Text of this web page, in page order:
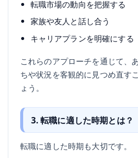
転職市場の動向を把握する
家族や友人と話し合う
キャリアプランを明確にする
これらのアプローチを通じて、
ちや状況を客観的に見つめ直す
ょう。
3. 転職に適した時期とは？
転職に適した時期も大切です。